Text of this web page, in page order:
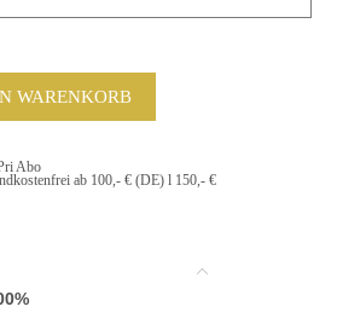
WARENKORB
Abo
ab 100,- € (DE) l 150,- €